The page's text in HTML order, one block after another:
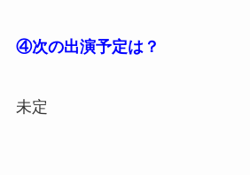
④次の出演予定は？
未定